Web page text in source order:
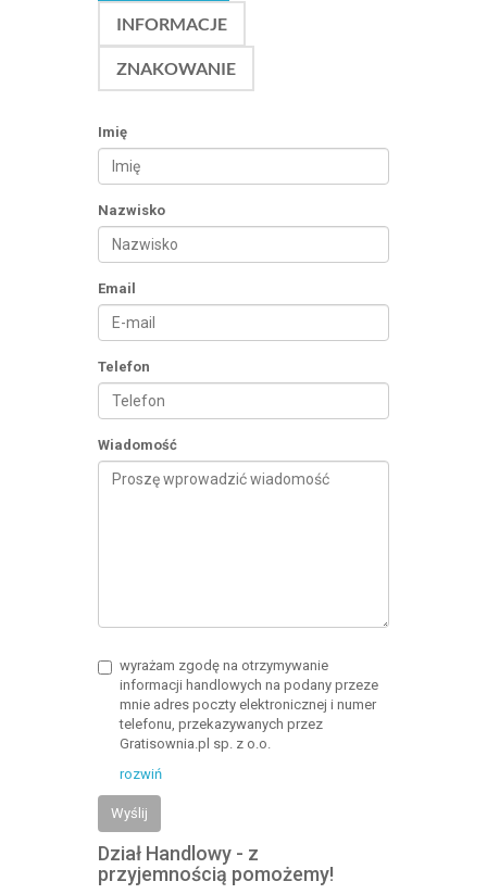
INFORMACJE
ZNAKOWANIE
Imię
Nazwisko
Email
Telefon
Wiadomość
wyrażam zgodę na otrzymywanie
informacji handlowych na podany przeze
mnie adres poczty elektronicznej i numer
telefonu, przekazywanych przez
Gratisownia.pl sp. z o.o.
rozwiń
Wyślij
Dział Handlowy - z
przyjemnością pomożemy!